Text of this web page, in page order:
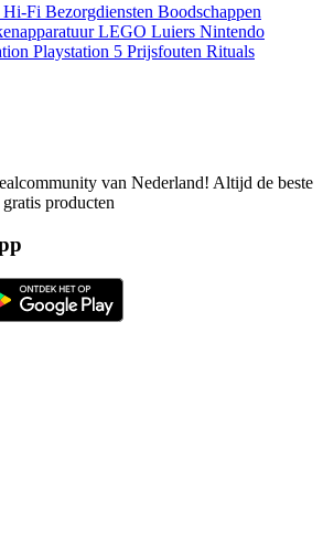
Fi Bezorgdiensten Boodschappen
LEGO Luiers Nintendo
Playstation 5 Prijsfouten Rituals
van Nederland! Altijd de beste
producten